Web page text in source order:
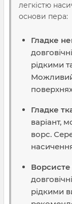
легкістю
основи пера:
Гладке
рідкими
Гладке
варіант,
ворс.
Ворсисте
рідкими